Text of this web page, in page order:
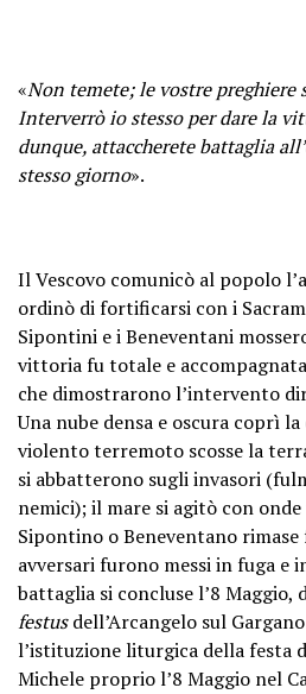
«Non temete; le vostre preghiere
Interverrò io stesso per dare la
dunque, attaccherete battaglia
stesso giorno».
Il Vescovo comunicò al popolo
ordinò di fortificarsi con i
Sipontini e i Beneventani
vittoria fu totale e
che dimostrarono l’intervento
Una nube densa e oscura coprì
violento terremoto scosse la
si abbatterono sugli invasori
nemici); il mare si agitò con
Sipontino o Beneventano
avversari furono messi in fuga e
battaglia si concluse l’8 Maggio,
festusdell’Arcangelo sul
l’istituzione liturgica della festa
Michele proprio l’8 Maggio nel